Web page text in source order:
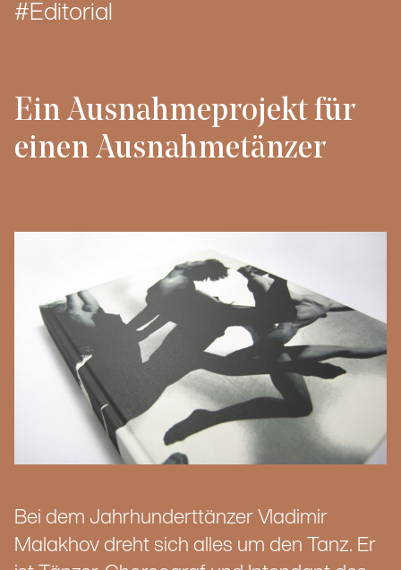
Editorial
Ein Ausnahmeprojekt für
einen Ausnahmetänzer
Bei dem Jahrhunderttänzer Vladimir
Malakhov dreht sich alles um den Tanz. Er